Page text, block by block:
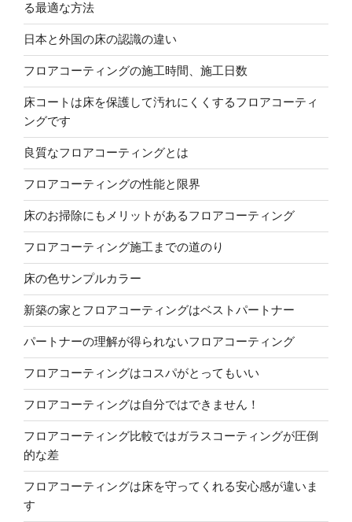
る最適な方法
日本と外国の床の認識の違い
フロアコーティングの施工時間、施工日数
床コートは床を保護して汚れにくくするフロアコーティ
ングです
良質なフロアコーティングとは
フロアコーティングの性能と限界
床のお掃除にもメリットがあるフロアコーティング
フロアコーティング施工までの道のり
床の色サンプルカラー
新築の家とフロアコーティングはベストパートナー
パートナーの理解が得られないフロアコーティング
フロアコーティングはコスパがとってもいい
フロアコーティングは自分ではできません！
フロアコーティング比較ではガラスコーティングが圧倒
的な差
フロアコーティングは床を守ってくれる安心感が違いま
す